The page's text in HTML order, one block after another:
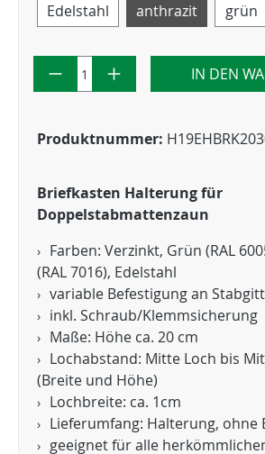
Edelstahl
anthrazit grün
IN DEN
Produktnummer:
Briefkasten Halterung für
Doppelstabmattenzaun
Farben: Verzinkt, Grün (RAL
(RAL 7016), Edelstahl
variable Befestigung an
inkl. Schraub/Klemmsicherung
Maße: Höhe ca. 20 cm
Lochabstand: Mitte Loch bis
(Breite und Höhe)
Lochbreite: ca. 1cm
Lieferumfang: Halterung, ohne
geeignet für alle